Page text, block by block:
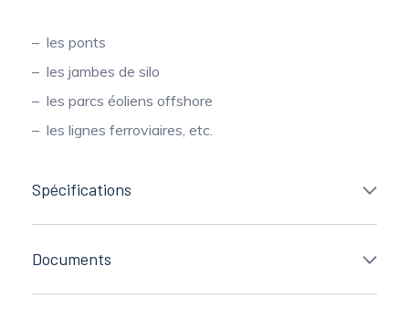
les ponts
les jambes de silo
les parcs éoliens offshore
les lignes ferroviaires, etc.
Spécifications
Documents